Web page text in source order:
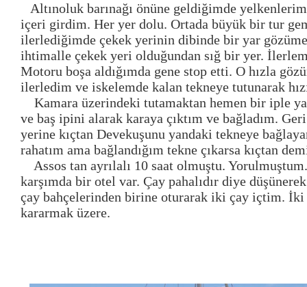
Altınoluk barınağı önüne geldiğimde
içeri girdim. Her yer dolu. Ortada büyük bir tur
ilerlediğimde çekek yerinin dibinde bir yar
ihtimalle çekek yeri olduğundan sığ bir yer.
Motoru boşa aldığımda gene stop etti. O hızla
ilerledim ve iskelemde kalan tekneye tutunarak
Kamara üzerindeki tutamaktan hemen bir iple
ve baş ipini alarak karaya çıktım ve bağladım.
yerine kıçtan Devekuşunu yandaki tekneye
rahatım ama bağlandığım tekne çıkarsa kıçtan
Assos tan ayrılalı 10 saat olmuştu.
karşımda bir otel var. Çay pahalıdır diye
çay bahçelerinden birine oturarak iki çay içtim. İki
kararmak üzere.